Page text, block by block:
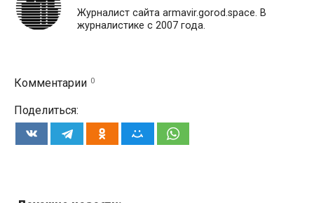
Журналист сайта armavir.gorod.space. В
журналистике с 2007 года.
Комментарии 0
Поделиться: